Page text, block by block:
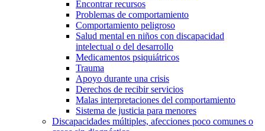
Encontrar recursos
Problemas de comportamiento
Comportamiento peligroso
Salud mental en niños con discapacidad
intelectual o del desarrollo
Medicamentos psiquiátricos
Trauma
Apoyo durante una crisis
Derechos de recibir servicios
Malas interpretaciones del comportamiento
Sistema de justicia para menores
Discapacidades múltiples, afecciones poco comunes o